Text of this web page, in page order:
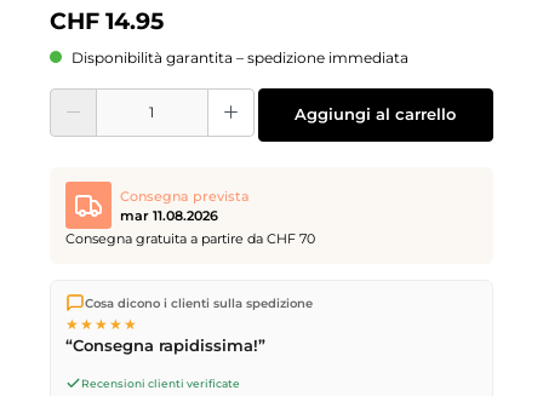
CHF 14.95
Disponibilità garantita – spedizione immediata
Quantità del prodotto: inserisci la quantità desiderata o usa i pulsanti per
Aggiungi al carrello
Consegna prevista
mar 11.08.2026
Consegna gratuita a partire da CHF 70
Spediamo direttamente dal nostro magazzino a Kriens, in
Svizzera.Consegna gratuitaa partire da
effettuati entro le
giorno lavorativo successivo
Cosa dicono i clienti sulla spedizione
★★★★★
“Consegna rapidissima!”
Recensioni clienti verificate